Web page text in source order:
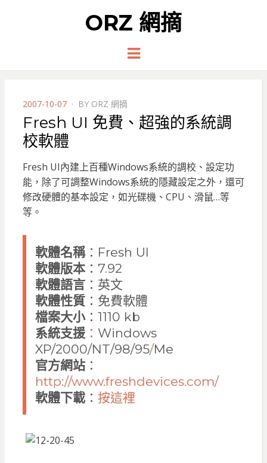
ORZ 網摘
Menu
POSTED
ON
2007-10-07 BY ORZ 網摘
Fresh UI 免費、超強的系統調
校軟體
Fresh UI內建上百種Windows系統的調校、設定功
能，除了可調整Windows系統的隱藏設定之外，還可
修改硬體的基本設定，如光碟機、CPU、滑鼠…等
等。
軟體名稱：Fresh UI
軟體版本：7.92
軟體語言：英文
軟體性質：免費軟體
檔案大小：1110 kb
系統支援： Windows
XP/2000/NT/98/95/Me
官方網站：
http://www.freshdevices.com/
軟體下載： 按這裡